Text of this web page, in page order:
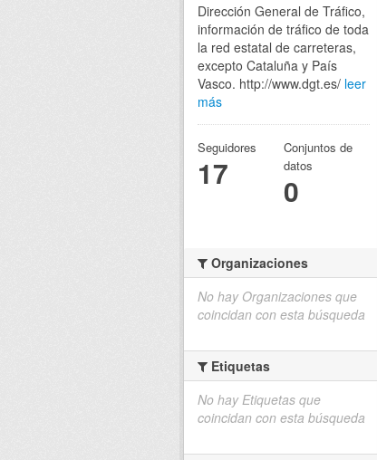
Dirección General de Tráfico,
información de tráfico de toda
la red estatal de carreteras,
excepto Cataluña y País
Vasco. http://www.dgt.es/ leer
más
Seguidores
17
Conjuntos de
datos
0
Organizaciones
No hay Organizaciones que
coincidan con esta búsqueda
Etiquetas
No hay Etiquetas que
coincidan con esta búsqueda